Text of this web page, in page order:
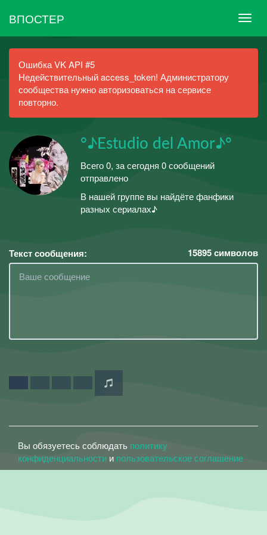
ВПОСТЕР
Ошибка VK API #5
Недействительный access_token! Администратору
сообщества нужно авторизоваться на сервисе
повторно.
°♪Estudio del Amor♪°
Всего 0, за сегодня 0 сообщений
отправлено
В нашей группе вы найдёте фанфики
разных сериалах♪
Текст сообщения: 15895символов
Вы обязуетесь соблюдать политику
конфиденциальности и пользовательское соглашение